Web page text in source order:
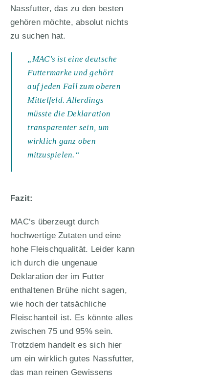
Nassfutter, das zu den besten
gehören möchte, absolut nichts
zu suchen hat.
„MAC’s ist eine deutsche
Futtermarke und gehört
auf jeden Fall zum oberen
Mittelfeld. Allerdings
müsste die Deklaration
transparenter sein, um
wirklich ganz oben
mitzuspielen.“
Fazit:
MAC‘s überzeugt durch
hochwertige Zutaten und eine
hohe Fleischqualität. Leider kann
ich durch die ungenaue
Deklaration der im Futter
enthaltenen Brühe nicht sagen,
wie hoch der tatsächliche
Fleischanteil ist. Es könnte alles
zwischen 75 und 95% sein.
Trotzdem handelt es sich hier
um ein wirklich gutes Nassfutter,
das man reinen Gewissens